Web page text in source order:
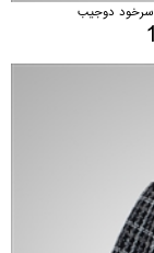
سرخود دوجیب